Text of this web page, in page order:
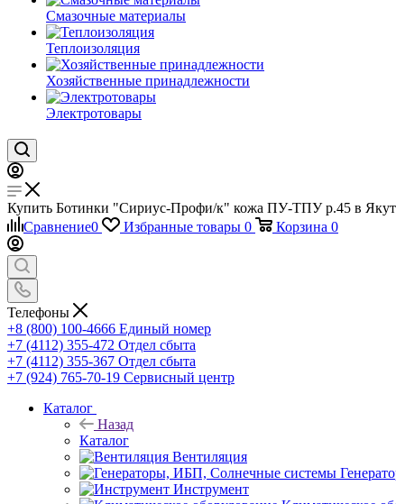
Смазочные материалы
Теплоизоляция
Хозяйственные принадлежности
Электротовары
Купить Ботинки "Сириус-Профи/к" кожа ПУ-ТПУ р.45 в
Сравнение0 Избранные товары 0 Корзина 0
Телефоны
+8 (800) 100-4666 Единый номер
+7 (4112) 355-472 Отдел сбыта
+7 (4112) 355-367 Отдел сбыта
+7 (924) 765-70-19 Сервисный центр
Каталог
Назад
Каталог
Вентиляция
Инструмент